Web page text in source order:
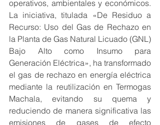
operativos, ambientales y económicos.
La iniciativa, titulada «De Residuo a
Recurso: Uso del Gas de Rechazo en
la Planta de Gas Natural Licuado (GNL)
Bajo Alto como Insumo para
Generación Eléctrica», ha transformado
el gas de rechazo en energía eléctrica
mediante la reutilización en Termogas
Machala, evitando su quema y
reduciendo de manera significativa las
emisiones de gases de efecto